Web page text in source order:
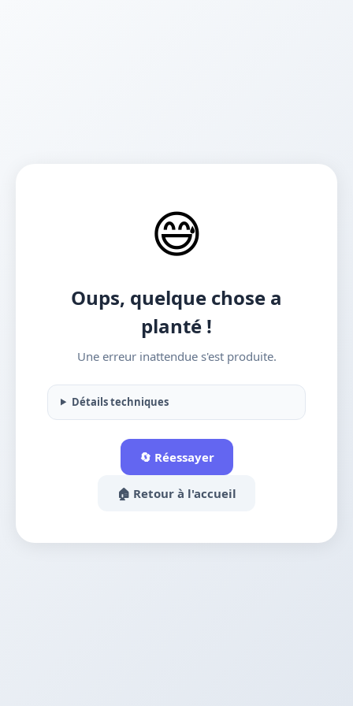
😅
Oups, quelque chose a
planté !
Une erreur inattendue s'est produite.
Détails techniques
🔄 Réessayer
🏠 Retour à l'accueil